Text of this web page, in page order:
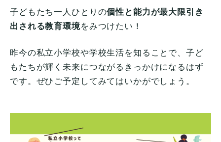
子どもたち一人ひとりの個性と能力が最大限引き
出される教育環境をみつけたい！
昨今の私立小学校や学校生活を知ることで、子ど
もたちが輝く未来につながるきっかけになるはず
です。ぜひご予定してみてはいかがでしょう。